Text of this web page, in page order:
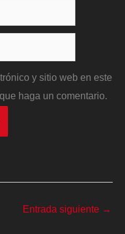
y sitio web en este
haga un comentario.
Entrada siguiente →